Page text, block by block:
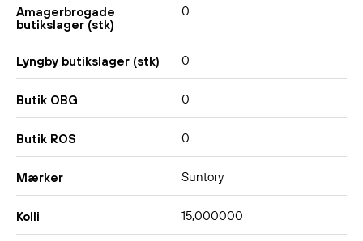
Amagerbrogade
butikslager (stk)
0
Lyngby butikslager (stk) 0
Butik OBG 0
Butik ROS 0
Mærker Suntory
Kolli 15,000000